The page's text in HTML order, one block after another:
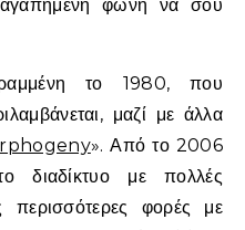
φωνή να σου
το 1980, που
μαζί με άλλα
». Από το 2006
διαδίκτυο με πολλές
περισσότερες φορές με